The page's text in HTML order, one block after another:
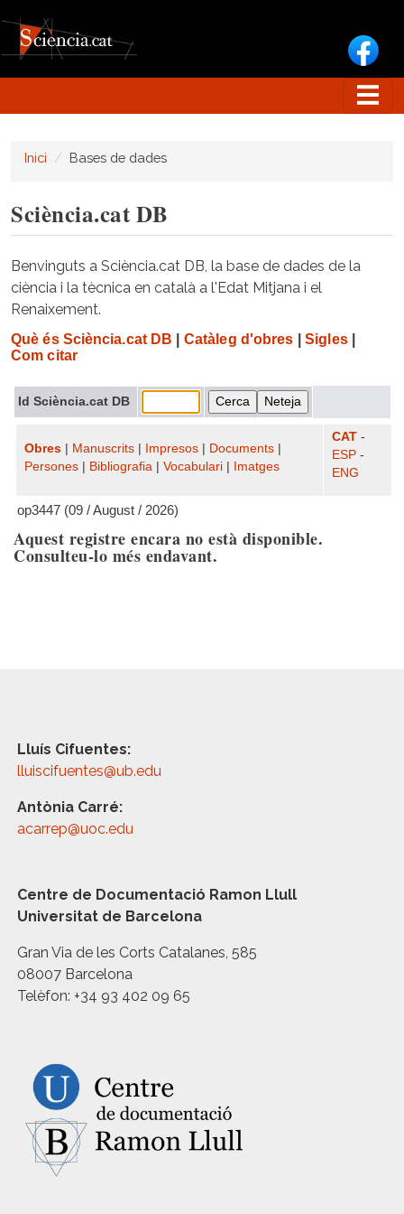
Inici Bases de dades
Sciència.cat DB
Benvinguts a Sciència.cat DB, la base de dades de la
ciència i la tècnica en català a l'Edat Mitjana i el
Renaixement.
Què és Sciència.cat DB Catàleg d'obres Sigles|
Com citar
Id Sciència.cat DB
Obres Manuscrits Impresos Documents
Persones
Bibliografia Vocabulari Imatges
CAT -
ESP -
ENG
op3447 (09 / August / 2026)
Aquest registre encara no està disponible.
Consulteu-lo més endavant.
Lluís Cifuentes:
lluiscifuentes@ub.edu
Antònia Carré:
acarrep@uoc.edu
Centre de Documentació Ramon Llull
Universitat de Barcelona
Gran Via de les Corts Catalanes, 585
08007 Barcelona
Telèfon: +34 93 402 09 65